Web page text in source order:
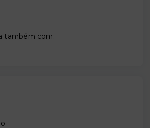
também com: